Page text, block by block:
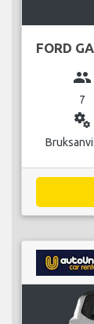
FORD
group
7
miscellaneous_services